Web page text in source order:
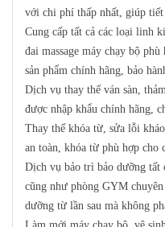
với chi phí thấp nhất, giúp tiết
Cung cấp tất cả các loại linh
đai massage máy chạy bộ
sản phẩm chính hãng, bảo
Dịch vụ thay thế ván sàn,
được nhập khẩu chính hãng,
Thay thế khóa từ, sửa lỗi
an toàn, khóa từ phù hợp cho
Dịch vụ bảo trì bảo dưỡng tất
cũng như phòng GYM
dưỡng từ lần sau mà không